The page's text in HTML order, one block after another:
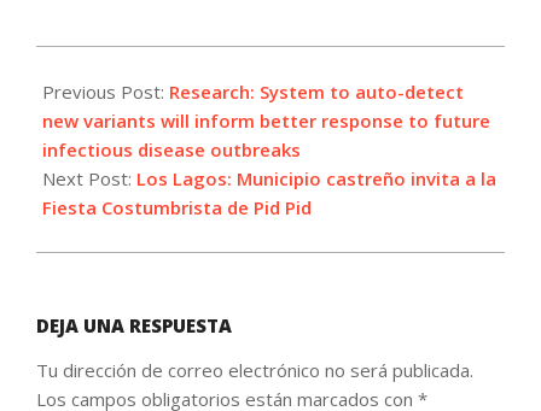
01-
10
Previous Post: Research: System to auto-detect
new variants will inform better response to future
infectious disease outbreaks
Next Post: Los Lagos: Municipio castreño invita a la
Fiesta Costumbrista de Pid Pid
DEJA UNA RESPUESTA
Tu dirección de correo electrónico no será publicada.
Los campos obligatorios están marcados con *